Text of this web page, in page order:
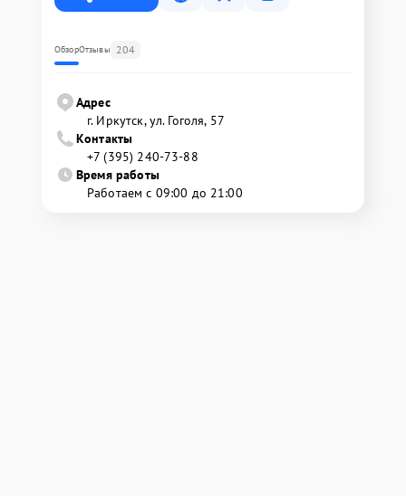
ОбзорОтзывы 204
Адрес
г. Иркутск, ул. ​Гоголя, 57
Контакты
+7 (395) 240-73-88
Время работы
Работаем с 09:00 до 21:00